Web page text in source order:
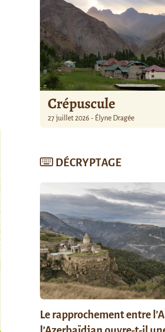
Crépuscule
27 juillet 2026 - Élyne Dragée
DÉCRYPTAGE
Le rapprochement entre